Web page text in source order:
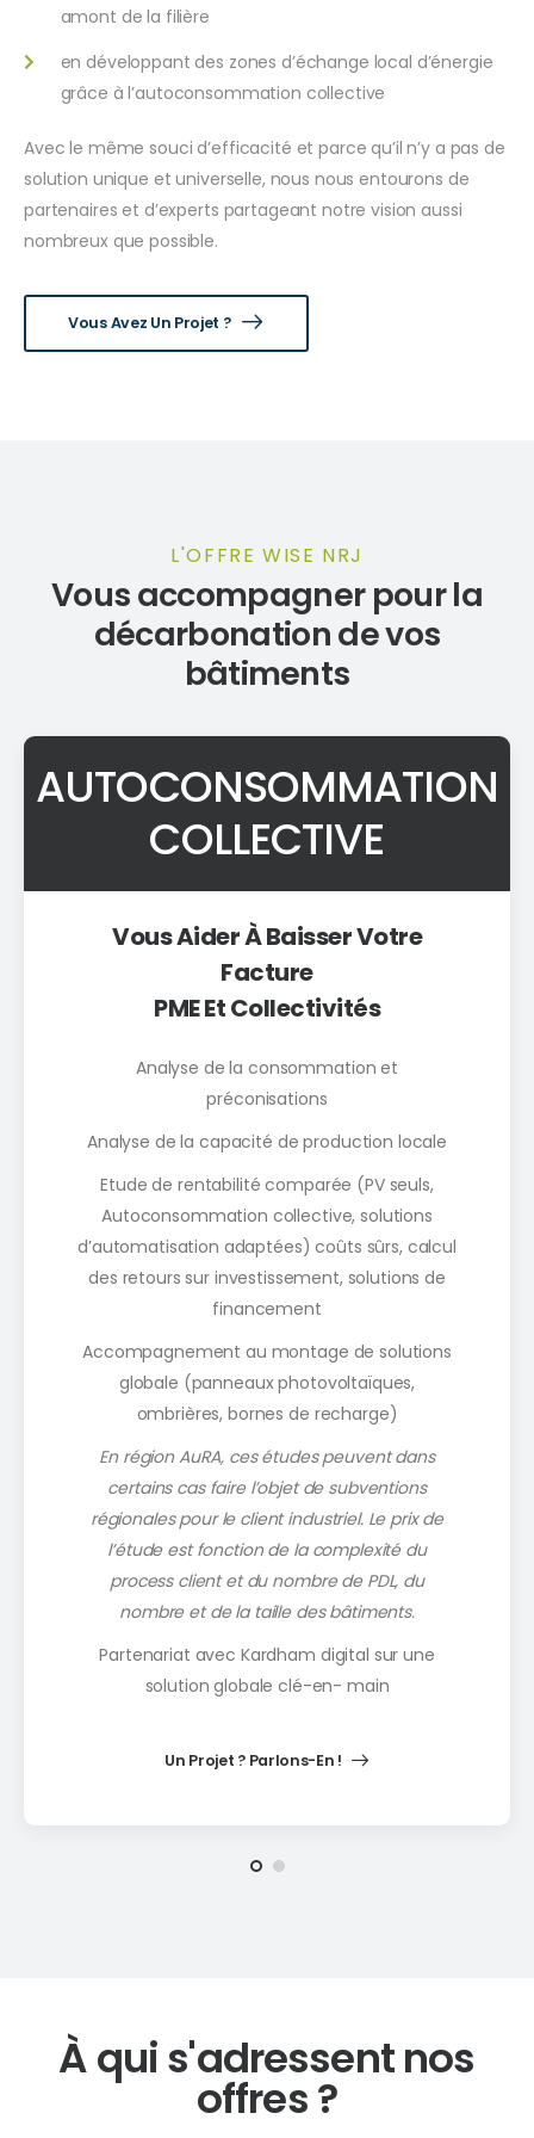
amont de la filière
en développant des zones d’échange local d’énergie
grâce à l’autoconsommation collective
Avec le même souci d’efficacité et parce qu’il n’y a pas de
solution unique et universelle, nous nous entourons de
partenaires et d’experts partageant notre vision aussi
nombreux que possible.
Vous Avez Un Projet ?
L'OFFRE WISE NRJ
Vous accompagner pour la
décarbonation de vos
bâtiments
AUTOCONSOMMATION
COLLECTIVE
Vous Aider À Baisser Votre
Facture
PME Et Collectivités
Analyse de la consommation et
préconisations
Analyse de la capacité de production locale
Etude de rentabilité comparée (PV seuls,
Autoconsommation collective, solutions
d’automatisation adaptées) coûts sûrs, calcul
des retours sur investissement, solutions de
financement
Accompagnement au montage de solutions
globale (panneaux photovoltaïques,
ombrières, bornes de recharge)
En région AuRA, ces études peuvent dans
certains cas faire l’objet de subventions
régionales pour le client industriel. Le prix de
l’étude est fonction de la complexité du
process client et du nombre de PDL, du
nombre et de la taille des bâtiments.
Partenariat avec Kardham digital sur une
solution globale clé-en- main
Un Projet ? Parlons-En !
À qui s'adressent nos
offres ?